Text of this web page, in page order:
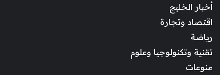
أخبار الخليج
اقتصاد وتجارة
رياضة
تقنية وتكنولوجيا وعلوم
منوعات